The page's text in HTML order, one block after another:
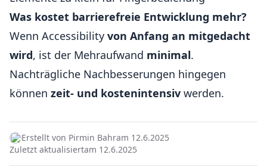
Was kostet barrierefreie Entwicklung mehr?
Wenn Accessibility von Anfang an mitgedacht
wird, ist der Mehraufwand minimal.
Nachträgliche Nachbesserungen hingegen
können zeit- und kostenintensiv werden.
Erstellt von Pirmin Bahram 12.6.2025
Zuletzt aktualisiertam 12.6.2025